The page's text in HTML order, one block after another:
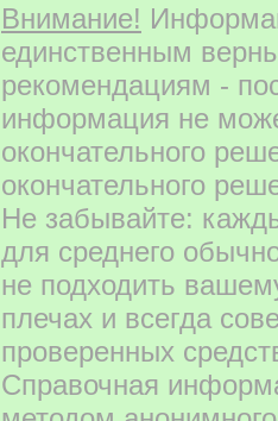
Внимание!
единственным
рекомендациям -
информация не
окончательного
окончательного
Не забывайте:
для среднего
не подходить
плечах и всегда
проверенных
Справочная